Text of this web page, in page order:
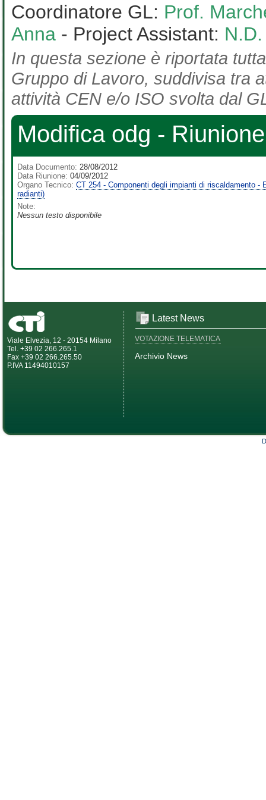
Coordinatore GL: Prof.
Anna - Project Assistant: N.D.
In questa sezione è riportata
Gruppo di Lavoro, suddivisa tra
attività CEN e/o ISO svolta dal
Modifica odg -
Data Documento: 28/08/2012
Data Riunione: 04/09/2012
Organo Tecnico: CT 254 - Componenti degli impianti di riscaldamento
radianti)
Note:
Nessun testo disponibile
Viale Elvezia, 12 - 20154 Milano
Tel. +39 02 266.265.1
Fax +39 02 266.265.50
P.IVA 11494010157
Latest News
VOTAZIONE TELEMATICA
Archivio News